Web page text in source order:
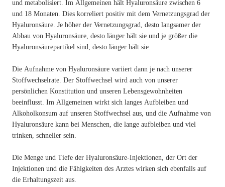
und metabolisiert. Im Allgemeinen hält Hyaluronsäure zwischen 6
und 18 Monaten. Dies korreliert positiv mit dem Vernetzungsgrad der
Hyaluronsäure. Je höher der Vernetzungsgrad, desto langsamer der
Abbau von Hyaluronsäure, desto länger hält sie und je größer die
Hyaluronsäurepartikel sind, desto länger hält sie.
Die Aufnahme von Hyaluronsäure variiert dann je nach unserer
Stoffwechselrate. Der Stoffwechsel wird auch von unserer
persönlichen Konstitution und unseren Lebensgewohnheiten
beeinflusst. Im Allgemeinen wirkt sich langes Aufbleiben und
Alkoholkonsum auf unseren Stoffwechsel aus, und die Aufnahme von
Hyaluronsäure kann bei Menschen, die lange aufbleiben und viel
trinken, schneller sein.
Die Menge und Tiefe der Hyaluronsäure-Injektionen, der Ort der
Injektionen und die Fähigkeiten des Arztes wirken sich ebenfalls auf
die Erhaltungszeit aus.